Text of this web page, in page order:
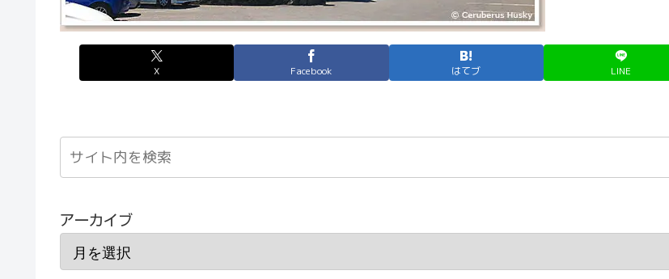
X Facebook はてブ LINE
アーカイブ